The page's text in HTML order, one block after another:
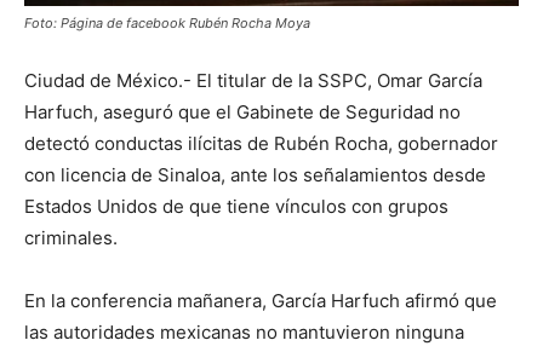
Foto: Página de facebook Rubén Rocha Moya
Ciudad de México.- El titular de la SSPC, Omar García
Harfuch, aseguró que el Gabinete de Seguridad no
detectó conductas ilícitas de Rubén Rocha, gobernador
con licencia de Sinaloa, ante los señalamientos desde
Estados Unidos de que tiene vínculos con grupos
criminales.
En la conferencia mañanera, García Harfuch afirmó que
las autoridades mexicanas no mantuvieron ninguna